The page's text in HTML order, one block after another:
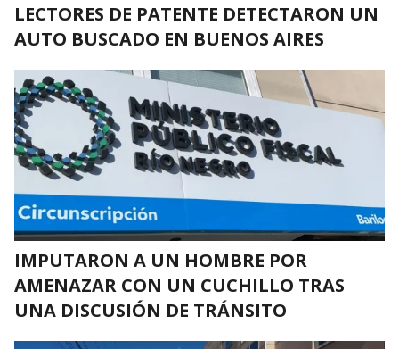
LECTORES DE PATENTE DETECTARON UN
AUTO BUSCADO EN BUENOS AIRES
IMPUTARON A UN HOMBRE POR
AMENAZAR CON UN CUCHILLO TRAS
UNA DISCUSIÓN DE TRÁNSITO